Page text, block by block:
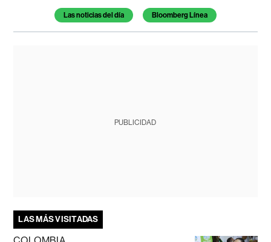
Las noticias del día Bloomberg Línea
PUBLICIDAD
LAS MÁS VISITADAS